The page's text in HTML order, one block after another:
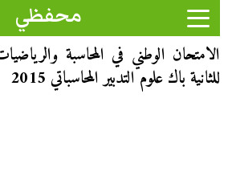
محفظي
الامتحان الوطني في المحاسبة
للثانية باك علوم التدبير المحاسباتي 2015